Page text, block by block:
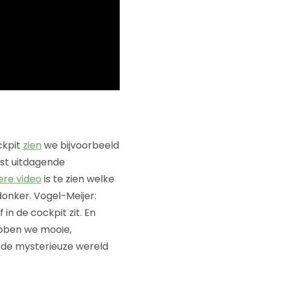
zien we bijvoorbeeld
uitdagende
video is te zien welke
Vogel-Meijer:
in de cockpit zit. En
we mooie,
mysterieuze wereld